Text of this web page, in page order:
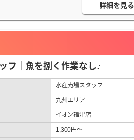
詳細を見る
フ｜魚を捌く作業なし♪
水産売場スタッフ
九州エリア
イオン福津店
1,300円～